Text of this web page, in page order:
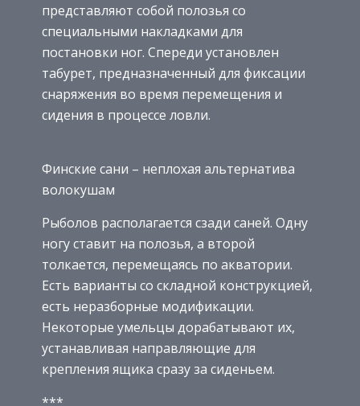
представляют собой полозья со
специальными накладками для
постановки ног. Спереди установлен
табурет, предназначенный для фиксации
снаряжения во время перемещения и
сидения в процессе ловли.
Финские сани – неплохая альтернатива
волокушам
Рыболов располагается сзади саней. Одну
ногу ставит на полозья, а второй
толкается, перемещаясь по акватории.
Есть варианты со складной конструкцией,
есть неразборные модификации.
Некоторые умельцы дорабатывают их,
устанавливая направляющие для
крепления ящика сразу за сиденьем.
***